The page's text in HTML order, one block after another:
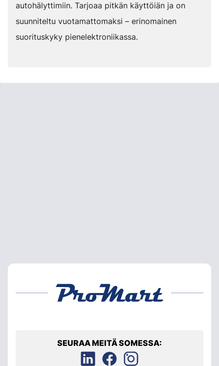
autohälyttimiin. Tarjoaa pitkän käyttöiän ja on
suunniteltu vuotamattomaksi – erinomainen
suorituskyky pienelektroniikassa.
SEURAA MEITÄ SOMESSA: